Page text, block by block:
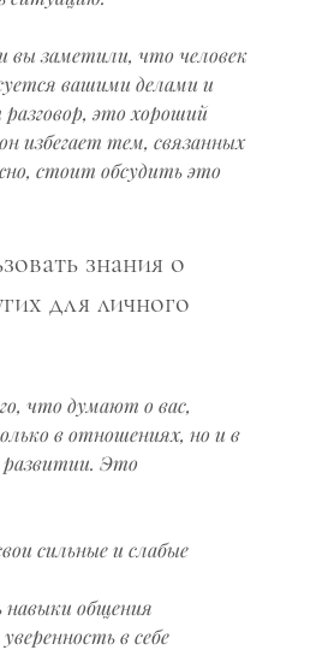
вы заметили, что человек
вашими делами и
это хороший
избегает тем, связанных
стоит обсудить это
знания о
для личного
что думают о вас,
в отношениях, но и в
Это
сильные и слабые
общения
в себе